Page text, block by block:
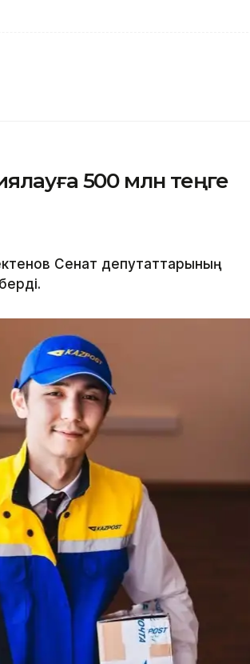
500 млн теңге
Сенат депутаттарының